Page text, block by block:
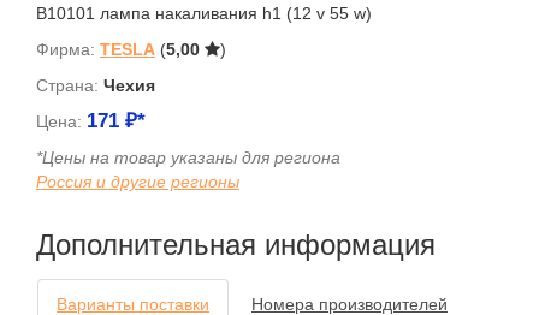
B10101 лампа накаливания h1 (12 v 55 w)
Фирма: TESLA (5,00
)
Страна: Чехия
Цена: 171 ₽*
*Цены на товар указаны для региона
Россия и другие регионы
Дополнительная информация
Варианты поставки Номера производителей